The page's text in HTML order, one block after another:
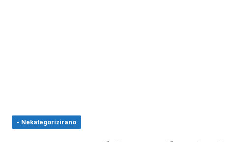
- Nekategorizirano